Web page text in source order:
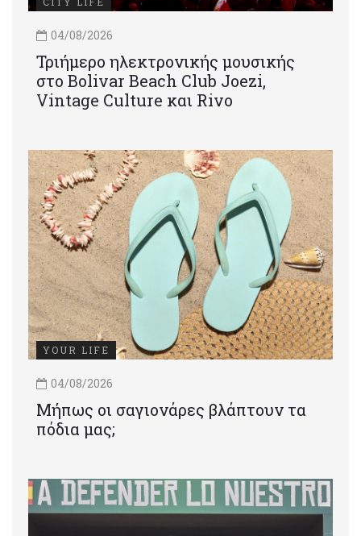
04/08/2026
Τριήμερο ηλεκτρονικής μουσικής
στο Bolivar Beach Club Joezi,
Vintage Culture και Rivo
YOUR LIFE
04/08/2026
Μήπως οι σαγιονάρες βλάπτουν τα
πόδια μας;